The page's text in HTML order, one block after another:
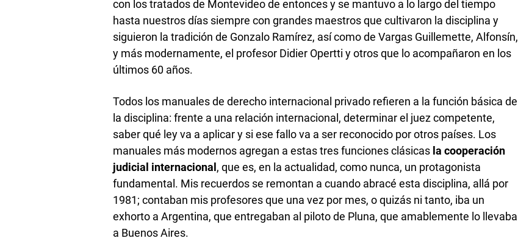
con los tratados de Montevideo de entonces y se mantuvo a lo largo del tiempo
hasta nuestros días siempre con grandes maestros que cultivaron la disciplina y
siguieron la tradición de Gonzalo Ramírez, así como de Vargas Guillemette, Alfonsín,
y más modernamente, el profesor Didier Opertti y otros que lo acompañaron en los
últimos 60 años.
Todos los manuales de derecho internacional privado refieren a la función básica de
la disciplina: frente a una relación internacional, determinar el juez competente,
saber qué ley va a aplicar y si ese fallo va a ser reconocido por otros países. Los
manuales más modernos agregan a estas tres funciones clásicas la cooperación
judicial internacional, que es, en la actualidad, como nunca, un protagonista
fundamental. Mis recuerdos se remontan a cuando abracé esta disciplina, allá por
1981; contaban mis profesores que una vez por mes, o quizás ni tanto, iba un
exhorto a Argentina, que entregaban al piloto de Pluna, que amablemente lo llevaba
a Buenos Aires.